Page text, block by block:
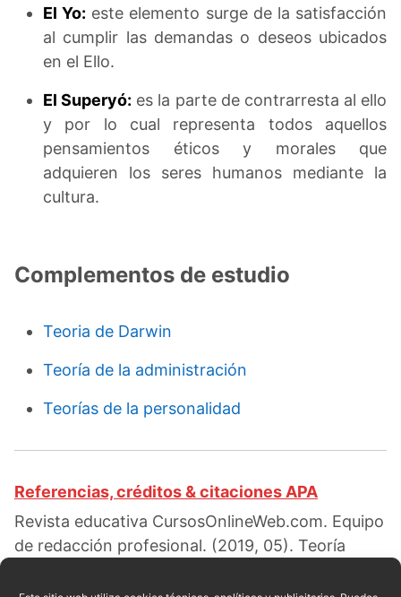
El Yo: este elemento surge de la satisfacción
al cumplir las demandas o deseos ubicados
en el Ello.
El Superyó: es la parte de contrarresta al ello
y por lo cual representa todos aquellos
pensamientos éticos y morales que
adquieren los seres humanos mediante la
cultura.
Complementos de estudio
Teoria de Darwin
Teoría de la administración
Teorías de la personalidad
Referencias, créditos & citaciones APA
Revista educativa CursosOnlineWeb.com. Equipo
de redacción profesional. (2019, 05). Teoría